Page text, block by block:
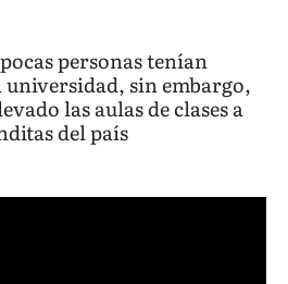
personas tenían
universidad, sin embargo,
las aulas de clases a
del país